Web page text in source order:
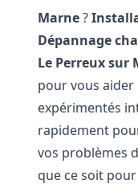
Marne?
Dépannage
Le Perreux sur
pour vous
expérimentés
rapidement
vos problèmes
que ce soit